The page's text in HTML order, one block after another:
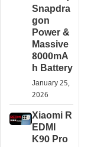
Snapdra
gon
Power &
Massive
8000mA
h Battery
January 25,
2026
Xiaomi R
EDMI
K90 Pro